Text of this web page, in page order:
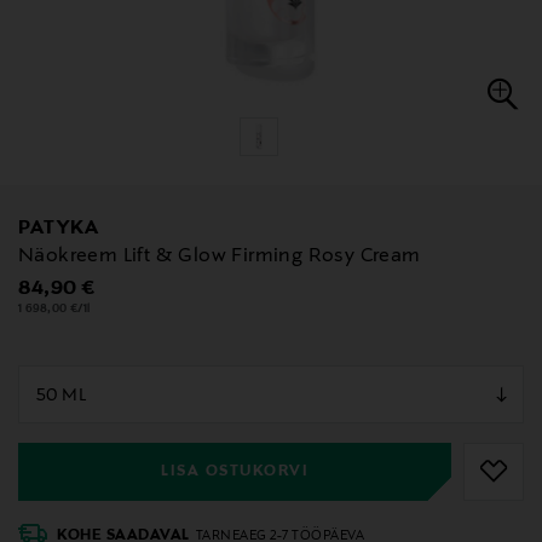
PATYKA
Näokreem Lift & Glow Firming Rosy Cream
Original Price
84,90 €
1 698,00 €/1l
LISA OSTUKORVI
KOHE SAADAVAL TARNEAEG 2-7 TÖÖPÄEVA